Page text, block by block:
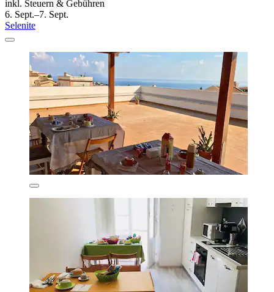
inkl. Steuern & Gebühren
6. Sept.–7. Sept.
Selenite